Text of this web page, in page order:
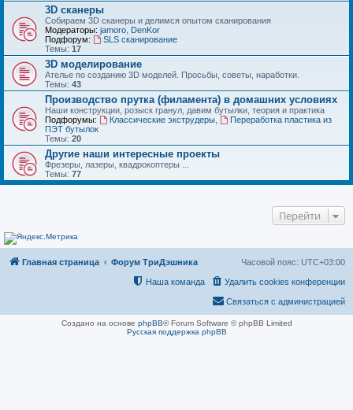
3D сканеры
Собираем 3D сканеры и делимся опытом сканирования
Модераторы: jamoro DenKor
Подфорум:
SLS сканирование
Темы: 17
3D моделирование
Ателье по созданию 3D моделей. Просьбы, советы, наработки.
Темы: 43
Производство прутка (филамента) в домашних условиях
Наши конструкции, розыск гранул, давим бутылки, теория и практика
Подфорумы:
Классические экструдеры,
Переработка пластика из
ПЭТ бутылок
Темы: 20
Другие наши интересные проекты
Фрезеры, лазеры, квадрокоптеры ...
Темы: 77
Перейти
Главная страница Форум ТриДэшника Часовой пояс: UTC+03:00
Удалить cookies конференции
Наша команда
Связаться с администрацией
Создано на основе phpBB® Forum Software © phpBB Limited
Русская поддержка phpBB